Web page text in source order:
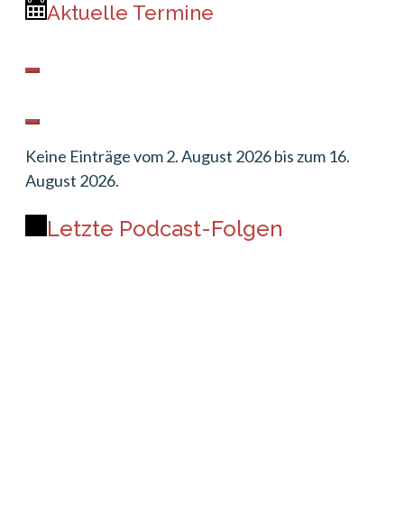
Aktuelle Termine
Keine Einträge vom 2. August 2026 bis zum 16.
August 2026.
Letzte Podcast-Folgen